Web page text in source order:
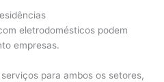
eletrodomésticos podem
empresas.
para ambos os setores,